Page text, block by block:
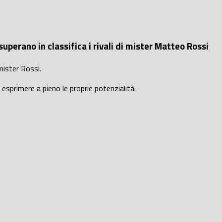
in classifica i rivali di mister Matteo Rossi
Rossi.
a pieno le proprie potenzialità.